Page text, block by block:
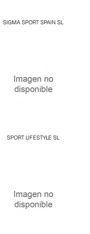
SIGMA SPORT SPAIN SL
SPORT LIFESTYLE SL